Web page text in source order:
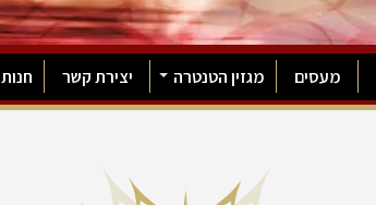
מעסים מגזין הטנטרה יצירת קשר חנות